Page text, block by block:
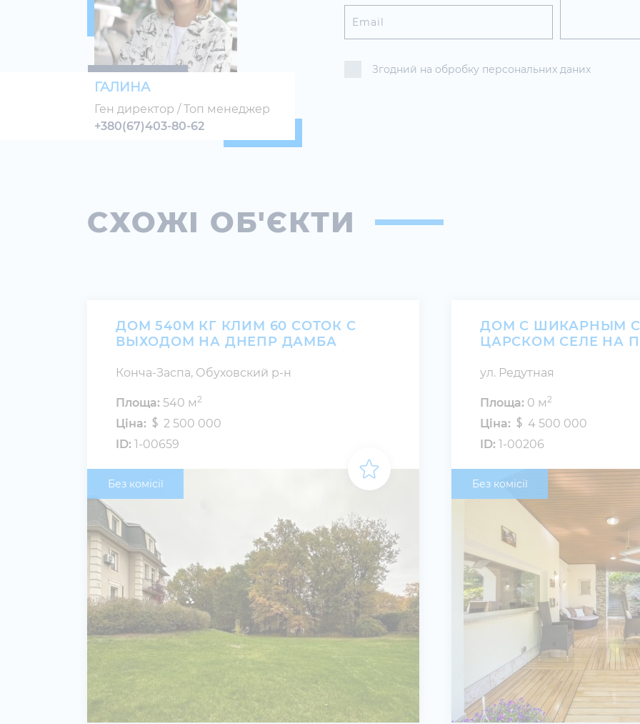
ГАЛИНА
Ген директор / Топ менеджер
+380(67)403-80-62
Згодний на обробку персональних даних
СХОЖІ ОБ'ЄКТИ
ДОМ 540М КГ КЛИМ 60 СОТОК С
ВЫХОДОМ НА ДНЕПР ДАМБА
Конча-Заспа, Обуховский р-н
Площа: 540 м2
Ціна:
2 500 000
ID: 1-00659
Без комісії
ДОМ С ШИКАРНЫМ
ЦАРСКОМ СЕЛЕ НА
ул. Редутная
Площа: 0 м2
Ціна:
4 500 000
ID: 1-00206
Без комісії